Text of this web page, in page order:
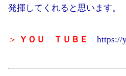
発揮してくれると思います。
＞ ＹＯＵ ＴＵＢＥ https://